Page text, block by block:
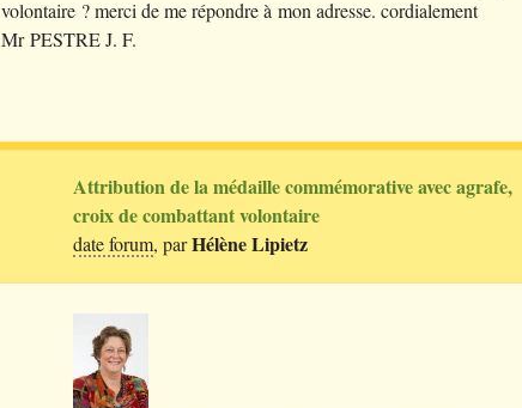
volontaire ? merci de me répondre à mon adresse. cordialement
MrPESTRE J. F.
Attribution de la médaille commémorative avec agrafe,
croix de combattant volontaire
date forum, parHélène Lipietz